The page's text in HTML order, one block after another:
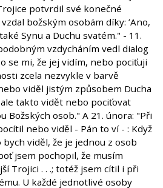
potvrdil své konečné
božským osobám díky: ’Ano,
Synu a Duchu svatém." - 11.
vzdycháním vedl dialog
se mi, že jej vidím, nebo pociťuji
zcela nezvykle v barvě
viděl jistým způsobem Ducha
takto vidět nebo pociťovat
Božských osob." A 21. února: "Při
nebo viděl - Pán to ví - : Když
viděl, že je jednou z osob
jsem pochopil, že musím
Trojici . . .; totéž jsem cítil i při
U každé jednotlivé osoby